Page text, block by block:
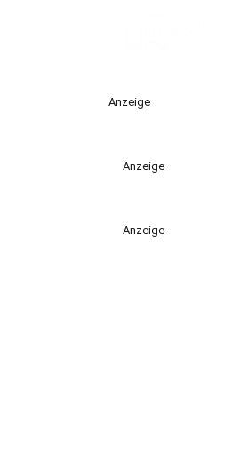
Anzeige
Anzeige
Anzeige